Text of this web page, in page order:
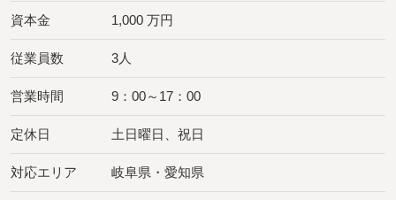
資本金 1,000 万円
従業員数 3人
営業時間 9：00～17：00
定休日 土日曜日、祝日
対応エリア 岐阜県・愛知県